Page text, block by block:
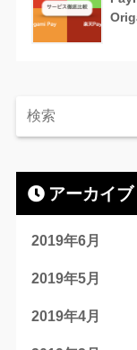
アーカイブ
2019年6月
2019年5月
2019年4月